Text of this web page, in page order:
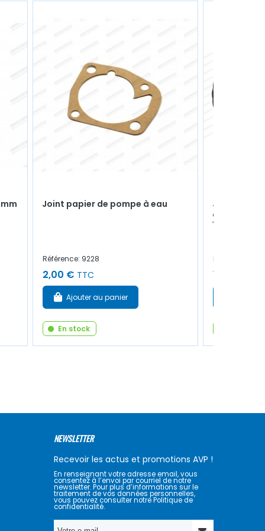
Joint papier de pompe à eau
Référence: 9228
2,00 € TTC
Ajouter au panier
En stock
Jeu de 12
origine" Ø
Référence:
118,00 €
NEWSLETTER
Recevoir les actus et promotions AVP !
En renseignant votre adresse email, vous
consentez à l’envoi par courriel de notre
newsletter. Pour plus d’informations sur le
traitement de vos données personnelles,
vous pouvez consulter notre Politique de
confidentialité.